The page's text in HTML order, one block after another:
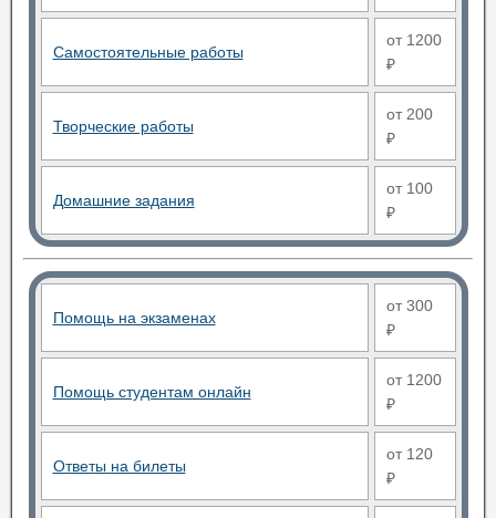
Самостоятельные работы
от 1200
₽
Творческие работы
от 200
₽
Домашние задания
от 100
₽
Помощь на экзаменах
от 300
₽
Помощь студентам онлайн
от 1200
₽
Ответы на билеты
от 120
₽